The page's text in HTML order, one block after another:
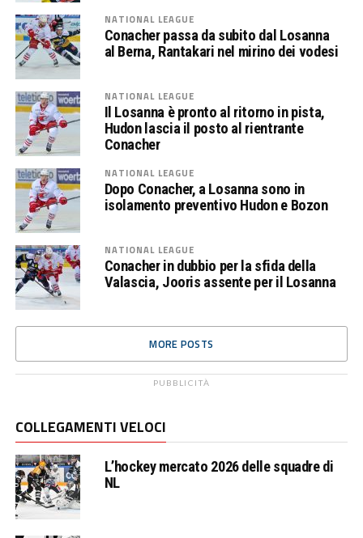
NATIONAL LEAGUE
Conacher passa da subito dal Losanna
al Berna, Rantakari nel mirino dei vodesi
NATIONAL LEAGUE
Il Losanna è pronto al ritorno in pista,
Hudon lascia il posto al rientrante
Conacher
NATIONAL LEAGUE
Dopo Conacher, a Losanna sono in
isolamento preventivo Hudon e Bozon
NATIONAL LEAGUE
Conacher in dubbio per la sfida della
Valascia, Jooris assente per il Losanna
MORE POSTS
PUBBLICITÀ
COLLEGAMENTI VELOCI
L’hockey mercato 2026 delle squadre di
NL